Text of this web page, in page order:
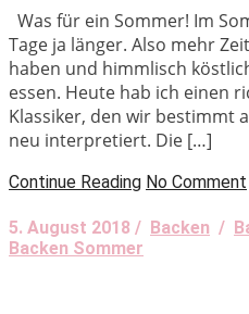
Was für ein Sommer! Im
Tage ja länger. Also mehr
haben und himmlisch
essen. Heute hab ich einen
Klassiker, den wir bestimmt
neu interpretiert. Die […]
Continue Reading No Comment
5. August 2018 / Backen /
Backen Sommer